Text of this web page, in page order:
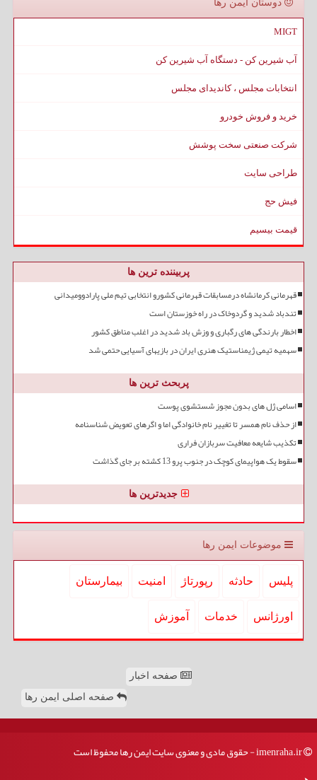
دوستان ایمن رها
MIGT
آب شیرین کن - دستگاه آب شیرین کن
انتخابات مجلس ، کاندیدای مجلس
خرید و فروش خودرو
شرکت صنعتی سخت پوشش
طراحی سایت
فیش حج
قیمت بیسیم
پربیننده ترین ها
قهرمانی کرمانشاه درمسابقات قهرمانی کشورو انتخابی تیم ملی پارادوومیدانی
تندباد شدید و گردوخاک در راه خوزستان است
اخطار بارندگی های رگباری و وزش باد شدید در اغلب مناطق کشور
سهمیه تیمی ژیمناستیک هنری ایران در بازیهای آسیایی حتمی شد
پربحث ترین ها
اسامی ژل های بدون مجوز شستشوی پوست
از حذف نام همسر تا تغییر نام خانوادگی اما و اگرهای تعویض شناسنامه
تکذیب شایعه معافیت سربازان فراری
سقوط یک هواپیمای کوچک در جنوب پرو 13 کشته بر جای گذاشت
جدیدترین ها
موضوعات ایمن رها
پلیس حادثه رپورتاژ امنیت بیمارستان
اورژانس خدمات آموزش
صفحه اخبار
صفحه اصلی ایمن رها